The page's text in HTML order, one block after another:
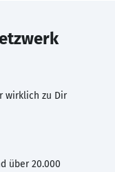
wirklich zu Dir
über 20.000